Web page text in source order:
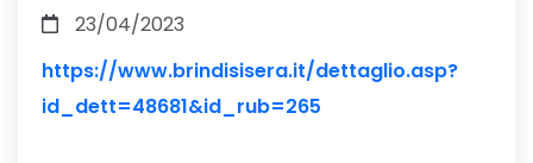
23/04/2023
https://www.brindisisera.it/dettaglio.asp?
id_dett=48681&id_rub=265